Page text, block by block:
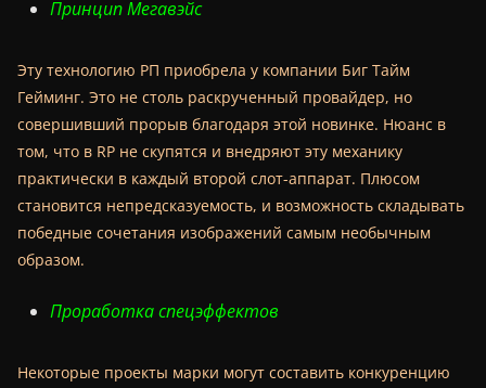
Принцип Мегавэйс
Эту технологию РП приобрела у компании Биг Тайм
Гейминг. Это не столь раскрученный провайдер, но
совершивший прорыв благодаря этой новинке. Нюанс в
том, что в RP не скупятся и внедряют эту механику
практически в каждый второй слот-аппарат. Плюсом
становится непредсказуемость, и возможность складывать
победные сочетания изображений самым необычным
образом.
Проработка спецэффектов
Некоторые проекты марки могут составить конкуренцию